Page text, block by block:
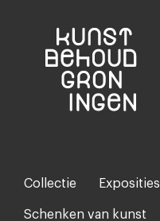
Footer-
menu
Collectie Exposities
Schenken van kunst